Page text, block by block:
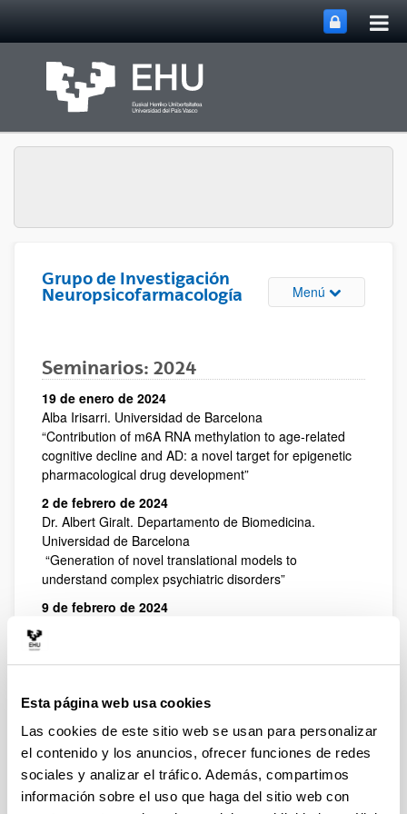
Esta página web usa cookies
Las cookies de este sitio web se usan para personalizar
el contenido y los anuncios, ofrecer funciones de redes
sociales y analizar el tráfico. Además, compartimos
información sobre el uso que haga del sitio web con
Grupo de Investigación
Neuropsicofarmacología
Menú Abrir/cerrar
Seminarios: 2024
19 de enero de 2024
Alba Irisarri. Universidad de Barcelona
“Contribution of m6A RNA methylation to age-related
cognitive decline and AD: a novel target for epigenetic
pharmacological drug development”
2 de febrero de 2024
Dr. Albert Giralt. Departamento de Biomedicina.
Universidad de Barcelona
“Generation of novel translational models to
understand complex psychiatric disorders”
9 de febrero de 2024
Dra. Leyre Urigüen. Departamento de Farmacología.
“Caracterización de neurosferas, neuronas y glía en
nueva tipificación y abordaje terapéutico individualizado
de las psicosis”
23 de febrero de 2024
Dra. Marta Pereira. Universidad Autónoma de Madrid
“Organoides de cerebro humano en el desarrollo
tecnológico de plataformas de investigación in vitro”